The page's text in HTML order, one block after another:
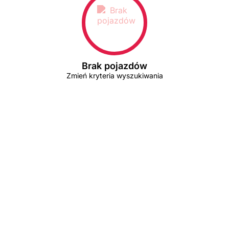
Brak pojazdów
Zmień kryteria wyszukiwania